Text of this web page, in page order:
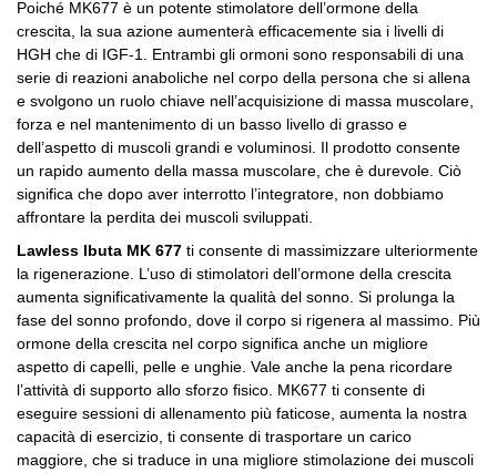
Poiché MK677 è un potente stimolatore dell’ormone della
crescita, la sua azione aumenterà efficacemente sia i livelli di
HGH che di IGF-1. Entrambi gli ormoni sono responsabili di una
serie di reazioni anaboliche nel corpo della persona che si allena
e svolgono un ruolo chiave nell’acquisizione di massa muscolare,
forza e nel mantenimento di un basso livello di grasso e
dell’aspetto di muscoli grandi e voluminosi. Il prodotto consente
un rapido aumento della massa muscolare, che è durevole. Ciò
significa che dopo aver interrotto l’integratore, non dobbiamo
affrontare la perdita dei muscoli sviluppati.
Lawless Ibuta MK 677 ti consente di massimizzare ulteriormente
la rigenerazione. L’uso di stimolatori dell’ormone della crescita
aumenta significativamente la qualità del sonno. Si prolunga la
fase del sonno profondo, dove il corpo si rigenera al massimo. Più
ormone della crescita nel corpo significa anche un migliore
aspetto di capelli, pelle e unghie. Vale anche la pena ricordare
l’attività di supporto allo sforzo fisico. MK677 ti consente di
eseguire sessioni di allenamento più faticose, aumenta la nostra
capacità di esercizio, ti consente di trasportare un carico
maggiore, che si traduce in una migliore stimolazione dei muscoli